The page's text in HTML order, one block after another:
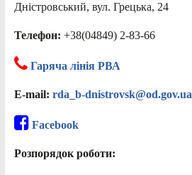
Дністровський, вул. Грецька, 24
Телефон: +38(04849) 2-83-66
Гаряча лінія РВА
E-mail: rda_b-dnistrovsk@od.gov.ua
Facebook
Розпорядок роботи: